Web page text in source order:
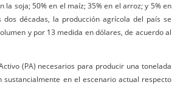
la soja; 50% en el maíz; 35% en el arroz; y 5% en
décadas, la producción agrícola del país se
y por 13 medida en dólares, de acuerdo al
(PA) necesarios para producir una tonelada
sustancialmente en el escenario actual respecto